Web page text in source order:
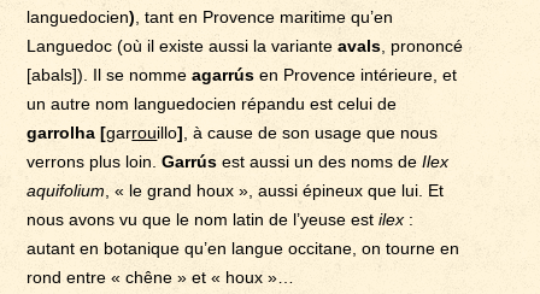
languedocien) , tant en Provence maritime qu’en
Languedoc (où il existe aussi la varianteavals , prononcé
[abals]). Il se nommeagarrús en Provence intérieure, et
un autre nom languedocien répandu est celui de
garrolha [garrouillo] , à cause de son usage que nous
verrons plus loin.Garrús est aussi un des noms deIlex
aquifolium , « le grand houx », aussi épineux que lui. Et
nous avons vu que le nom latin de l’yeuse estilex:
autant en botanique qu’en langue occitane, on tourne en
rond entre « chêne » et « houx »…